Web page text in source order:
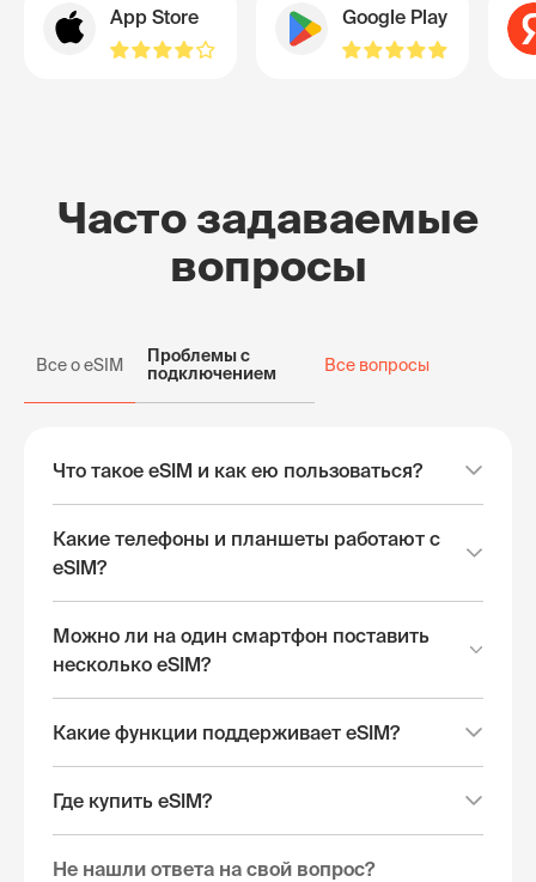
App Store Google Play
Часто задаваемые
вопросы
Все о eSIM
Проблемы с
подключением
Все вопросы
Что такое eSIM и как ею пользоваться?
Какие телефоны и планшеты работают с
eSIM?
Можно ли на один смартфон поставить
несколько eSIM?
Какие функции поддерживает eSIM?
Где купить eSIM?
Не нашли ответа на свой вопрос?